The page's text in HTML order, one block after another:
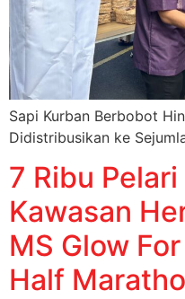
Sapi Kurban Berbobot
Didistribusikan ke
7 Ribu
Kawasan
MS Glow
Half